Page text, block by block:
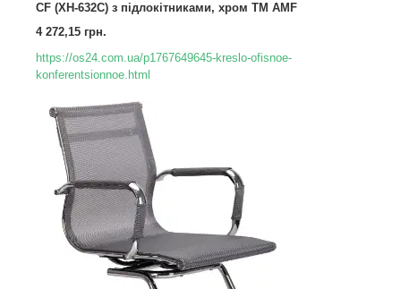
CF (XH-632C) з підлокітниками, хром TM AMF
4 272,15 грн.
https://os24.com.ua/p1767649645-kreslo-ofisnoe-
konferentsionnoe.html